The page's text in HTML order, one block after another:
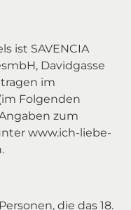
ist SAVENCIA
Davidgasse
im
Folgenden
zum
www.ich-liebe-
die das 18.